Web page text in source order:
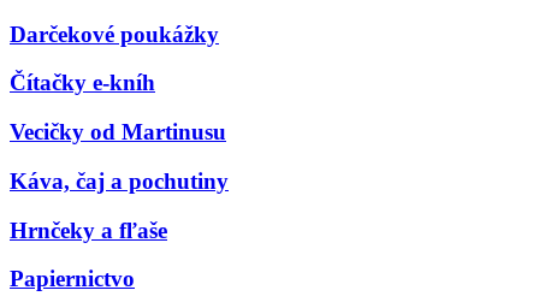
Darčekové poukážky
Čítačky e-kníh
Vecičky od Martinusu
Káva, čaj a pochutiny
Hrnčeky a fľaše
Papiernictvo